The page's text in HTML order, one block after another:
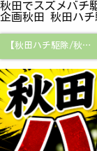
秋田でスズメバチ
企画秋田 秋田ハ
【秋田ハチ駆除/秋田蜂駆除/スズメバチの巣/ハチの巣専門プロ】
秋田県の蜂駆除料金・蜂の巣駆除の相場【全国平均と比較】
秋田便利屋アメージング企画秋田